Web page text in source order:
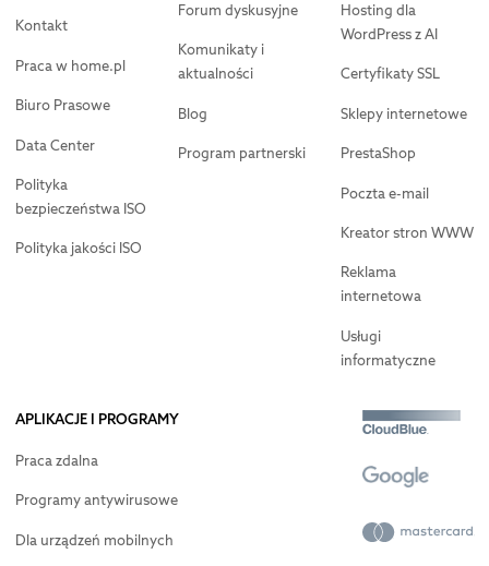
Kontakt
Praca w home.pl
Biuro Prasowe
Data Center
Polityka
bezpieczeństwa ISO
Polityka jakości ISO
Forum dyskusyjne
Komunikaty i
aktualności
Blog
Program partnerski
Hosting dla
WordPress z AI
Certyfikaty SSL
Sklepy internetowe
PrestaShop
Poczta e-mail
Kreator stron WWW
Reklama
internetowa
Usługi
informatyczne
APLIKACJE I PROGRAMY
Praca zdalna
Programy antywirusowe
Dla urządzeń mobilnych